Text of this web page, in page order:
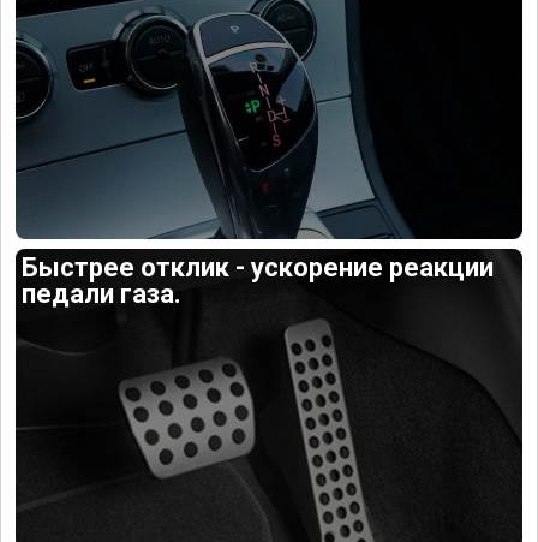
Быстрее отклик - ускорение реакции
педали газа.